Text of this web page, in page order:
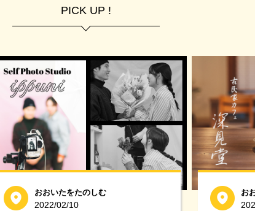
PICK UP !
おおいたをたのしむ
2022/02/10
お